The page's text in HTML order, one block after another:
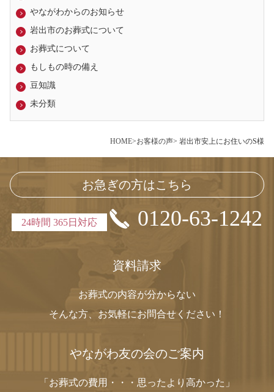
やながわからのお知らせ
岩出市のお葬式について
お葬式について
もしもの時の備え
豆知識
未分類
HOME>お客様の声> 岩出市安上にお住いのS様
お急ぎの方はこちら
24時間 365日対応 0120-63-1242
資料請求
お葬式の内容が分からない
そんな方、お気軽にお問合せください！
やながわ友の会のご案内
「お葬式の費用・・・思ったより高かった」